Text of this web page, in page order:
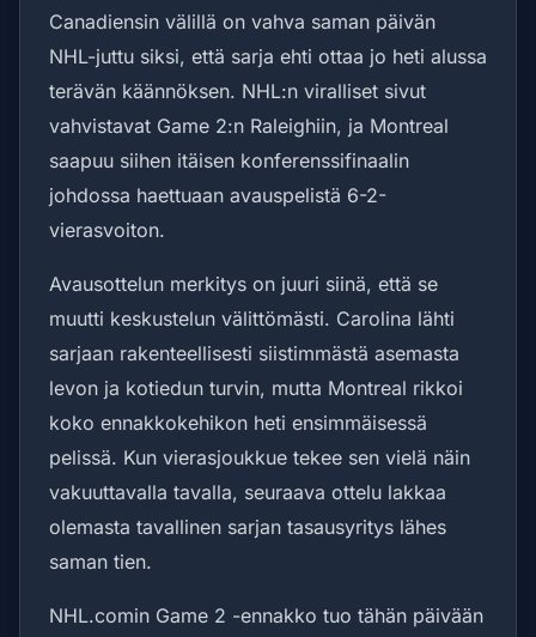
Canadiensin välillä on vahva saman päivän
NHL-juttu siksi, että sarja ehti ottaa jo heti alussa
terävän käännöksen. NHL:n viralliset sivut
vahvistavat Game 2:n Raleighiin, ja Montreal
saapuu siihen itäisen konferenssifinaalin
johdossa haettuaan avauspelistä 6-2-
vierasvoiton.
Avausottelun merkitys on juuri siinä, että se
muutti keskustelun välittömästi. Carolina lähti
sarjaan rakenteellisesti siistimmästä asemasta
levon ja kotiedun turvin, mutta Montreal rikkoi
koko ennakkokehikon heti ensimmäisessä
pelissä. Kun vierasjoukkue tekee sen vielä näin
vakuuttavalla tavalla, seuraava ottelu lakkaa
olemasta tavallinen sarjan tasausyritys lähes
saman tien.
NHL.comin Game 2 -ennakko tuo tähän päivään